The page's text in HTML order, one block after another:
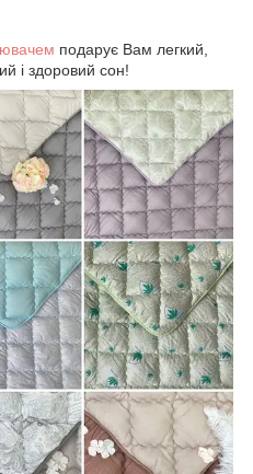
подарує Вам легкий,
і здоровий сон!